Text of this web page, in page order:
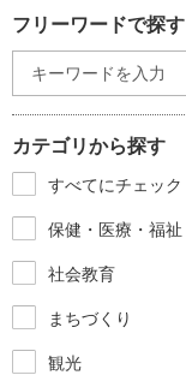
フリーワードで探す
カテゴリから探す
すべてにチェック
保健・医療・福祉
社会教育
まちづくり
観光